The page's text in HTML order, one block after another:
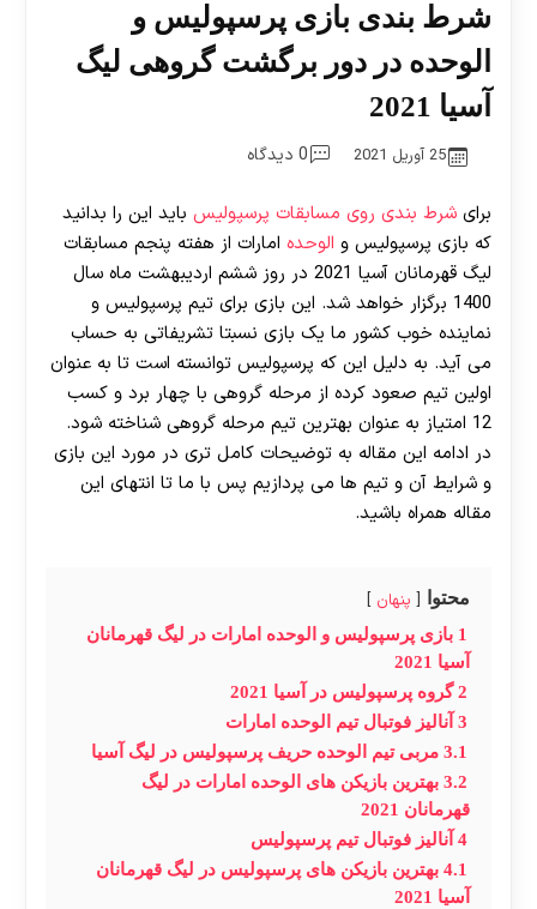
شرط بندی بازی پرسپولیس و
الوحده در دور برگشت گروهی لیگ
آسیا 2021
25 آوریل 2021 0 دیدگاه
برای شرط بندی روی مسابقات پرسپولیس باید این را بدانید
که بازی پرسپولیس و الوحده امارات از هفته پنجم مسابقات
لیگ قهرمانان آسیا 2021 در روز ششم اردیبهشت ماه سال
1400 برگزار خواهد شد. این بازی برای تیم پرسپولیس و
نماینده خوب کشور ما یک بازی نسبتا تشریفاتی به حساب
می آید. به دلیل این که پرسپولیس توانسته است تا به عنوان
اولین تیم صعود کرده از مرحله گروهی با چهار برد و کسب
12 امتیاز به عنوان بهترین تیم مرحله گروهی شناخته شود.
در ادامه این مقاله به توضیحات کامل تری در مورد این بازی
و شرایط آن و تیم ها می پردازیم پس با ما تا انتهای این
مقاله همراه باشید.
محتوا پنهان
1 بازی پرسپولیس و الوحده امارات در لیگ قهرمانان
آسیا 2021
2 گروه پرسپولیس در آسیا 2021
3 آنالیز فوتبال تیم الوحده امارات
3.1 مربی تیم الوحده حریف پرسپولیس در لیگ آسیا
3.2 بهترین بازیکن های الوحده امارات در لیگ
قهرمانان 2021
4 آنالیز فوتبال تیم پرسپولیس
4.1 بهترین بازیکن های پرسپولیس در لیگ قهرمانان
آسیا 2021